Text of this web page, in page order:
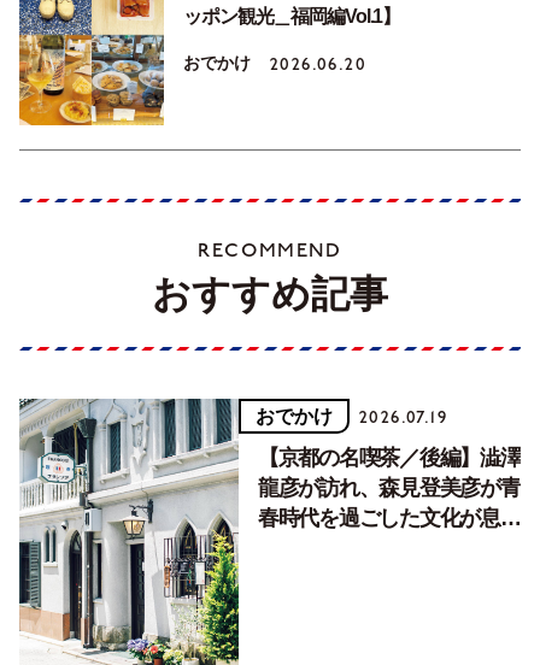
ッポン観光＿福岡編Vol.1】
おでかけ 2026.06.20
RECOMMEND
おすすめ記事
おでかけ 2026.07.19
【京都の名喫茶／後編】澁澤
龍彦が訪れ、森見登美彦が青
春時代を過ごした文化が息づ